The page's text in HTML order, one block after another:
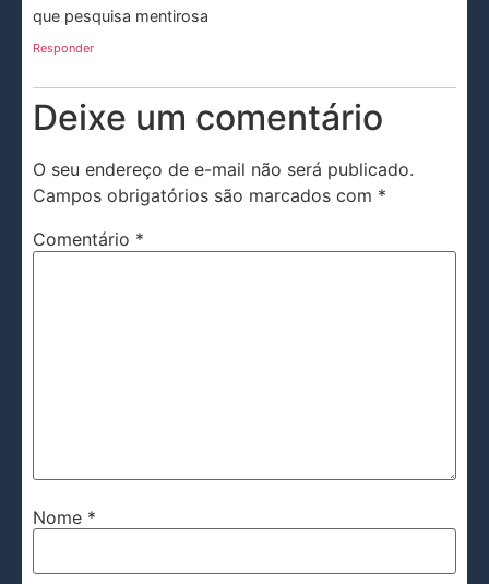
que pesquisa mentirosa
Responder
Deixe um comentário
O seu endereço de e-mail não será publicado.
Campos obrigatórios são marcados com *
Comentário *
Nome *